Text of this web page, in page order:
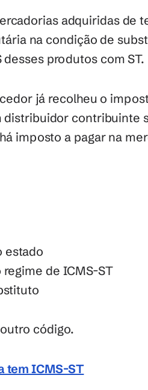
adquiridas de
na condição de
produtos com ST.
já recolheu o
distribuidor contribuinte
imposto a pagar na
estado
de ICMS-ST
código.
tem ICMS-ST